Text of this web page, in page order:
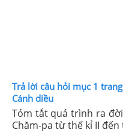
Trả lời câu hỏi mục 1
Cánh diều
Tóm tắt quá trình ra
Chăm-pa từ thế kỉ II đến